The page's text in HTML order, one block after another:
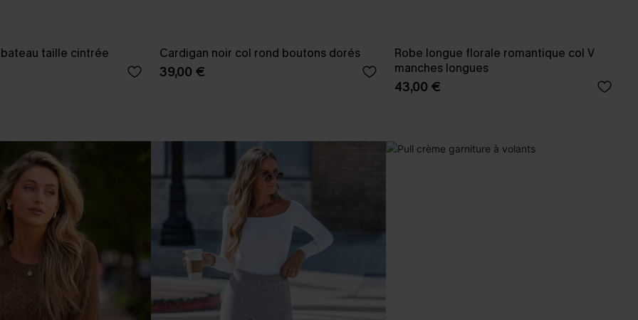
taille cintrée Cardigan noir col rond boutons dorés
39,00 €
Robe longue florale romantique col V
manches longues
43,00 €